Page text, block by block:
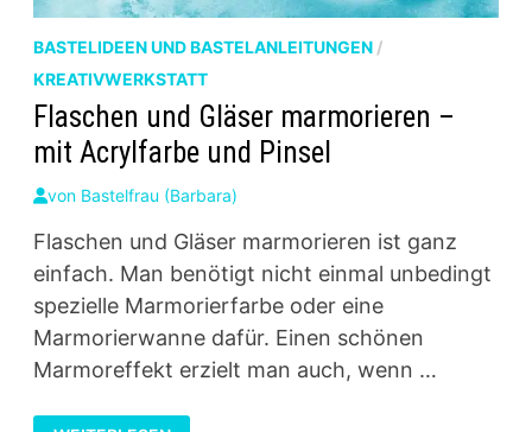
BASTELIDEEN UND BASTELANLEITUNGEN/
KREATIVWERKSTATT
Flaschen und Gläser marmorieren –
mit Acrylfarbe und Pinsel
von Bastelfrau (Barbara)
Flaschen und Gläser marmorieren ist ganz
einfach. Man benötigt nicht einmal unbedingt
spezielle Marmorierfarbe oder eine
Marmorierwanne dafür. Einen schönen
Marmoreffekt erzielt man auch, wenn …
FLASCHEN